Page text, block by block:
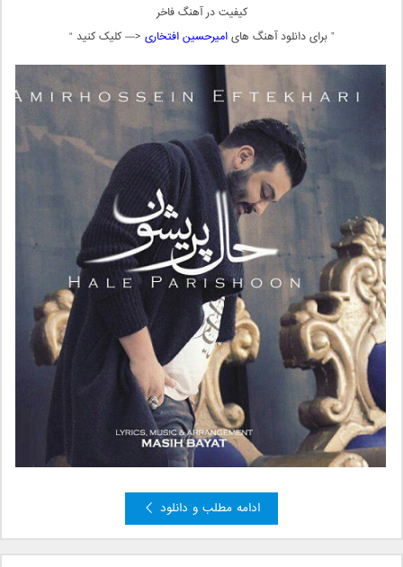
کیفیت در آهنگ فاخر
” برای دانلود آهنگ هایامیرحسین افتخاری <— کلیک کنید “
ادامه مطلب و دانلود